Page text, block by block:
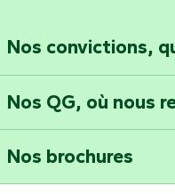
Nos convictions,
Nos QG, où nous
Nos brochures
parking
de